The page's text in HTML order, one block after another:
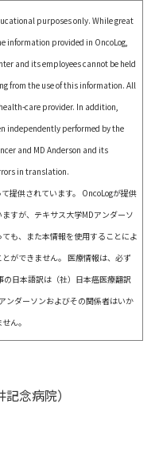
purposes only. While great
information provided in OncoLog,
and its employees cannot be held
from the use of this information. All
care provider. In addition,
independently performed by the
and MD Anderson and its
in translation.
提供されています。 OncoLogが提供
すが、テキサス大学MDアンダーソ
も、また本情報を使用することによ
ができません。 医療情報は、必ず
日本語訳は（社）日本癌医療翻訳
ンダーソンおよびその関係者はいか
ん。
念病院）